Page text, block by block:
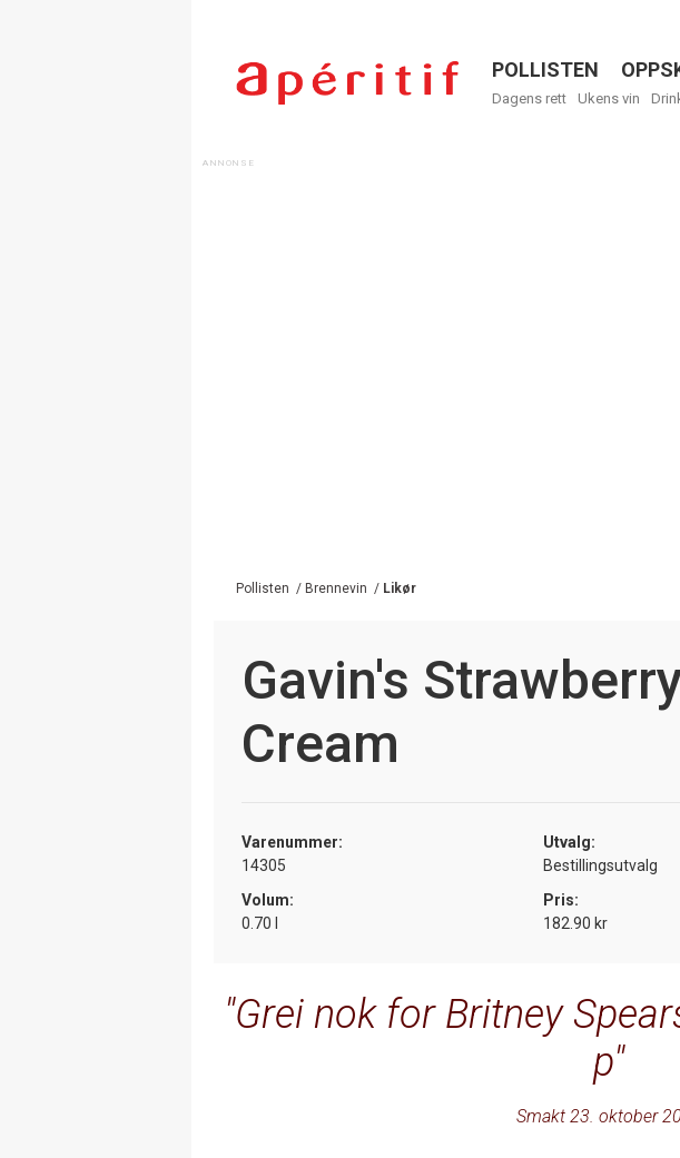
Menu
POLLISTEN
Dagens rett Ukens vin
Pollisten / Brennevin / Likør
Gavin's
Cream
Varenummer:
14305
Utvalg:
Bestillingsutvalg
Volum:
0.70 l
Pris:
182.90 kr
Grei nok for Britney
p
Smakt 23. oktober